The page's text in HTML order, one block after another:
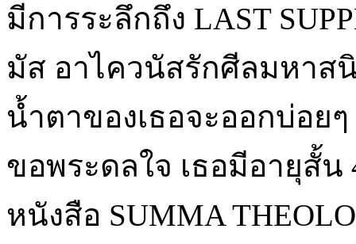
มีการระลึกถึง LAST
มัส อาไควนัสรักศีลมหาส
น้ำตาของเธอจะออกบ่อย
ขอพระดลใจ เธอมีอายุสั้น
หนังสือ SUMMA